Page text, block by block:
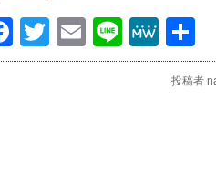
Facebook
Twitter
EmailLine
投稿者